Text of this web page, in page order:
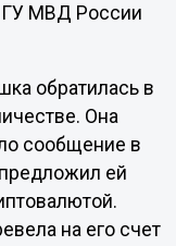
ГУ МВД России
обратилась в
Она
сообщение в
ей
на его счет